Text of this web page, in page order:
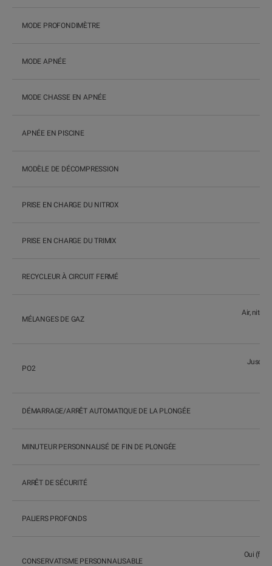
MODE PROFONDIMÈTRE
MODE APNÉE
MODE CHASSE EN APNÉE
APNÉE EN PISCINE
MODÈLE DE DÉCOMPRESSION
PRISE EN CHARGE DU NITROX
PRISE EN CHARGE DU TRIMIX
RECYCLEUR À CIRCUIT FERMÉ
MÉLANGES DE GAZ
Air, nitrox
PO2
Jusqu'à
DÉMARRAGE/ARRÊT AUTOMATIQUE DE LA PLONGÉE
MINUTEUR PERSONNALISÉ DE FIN DE PLONGÉE
ARRÊT DE SÉCURITÉ
PALIERS PROFONDS
CONSERVATISME PERSONNALISABLE
Oui